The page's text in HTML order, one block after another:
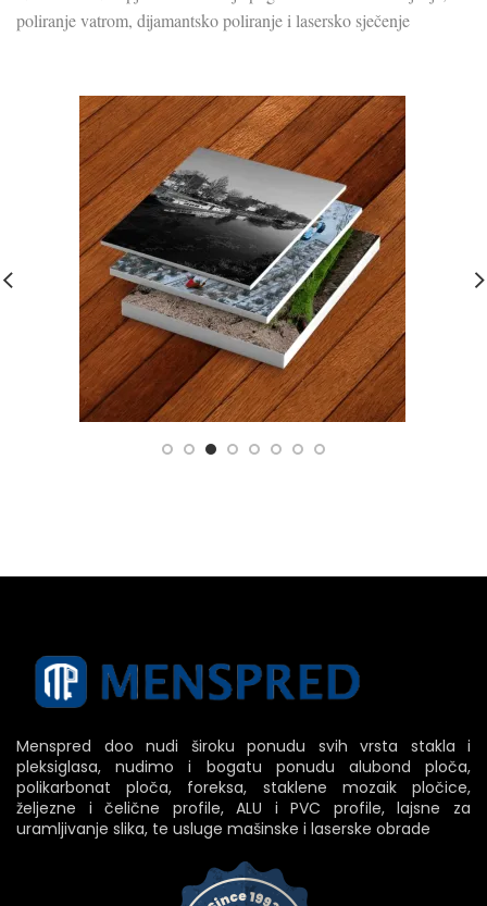
poliranje vatrom, dijamantsko poliranje i lasersko sječenje
Menspred doo nudi široku ponudu svih vrsta stakla i
pleksiglasa, nudimo i bogatu ponudu alubond ploča,
polikarbonat ploča, foreksa, staklene mozaik pločice,
željezne i čelične profile, ALU i PVC profile, lajsne za
uramljivanje slika, te usluge mašinske i laserske obrade